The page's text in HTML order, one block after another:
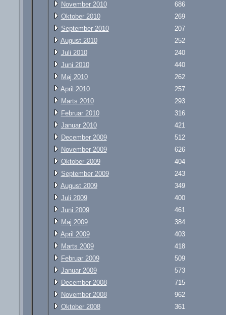
November 2010
686
Oktober 2010
269
September 2010
207
August 2010
252
Juli 2010
240
Juni 2010
440
Maj 2010
262
April 2010
257
Marts 2010
293
Februar 2010
316
Januar 2010
421
December 2009
512
November 2009
626
Oktober 2009
404
September 2009
243
August 2009
349
Juli 2009
400
Juni 2009
461
Maj 2009
384
April 2009
403
Marts 2009
418
Februar 2009
509
Januar 2009
573
December 2008
715
November 2008
962
Oktober 2008
361